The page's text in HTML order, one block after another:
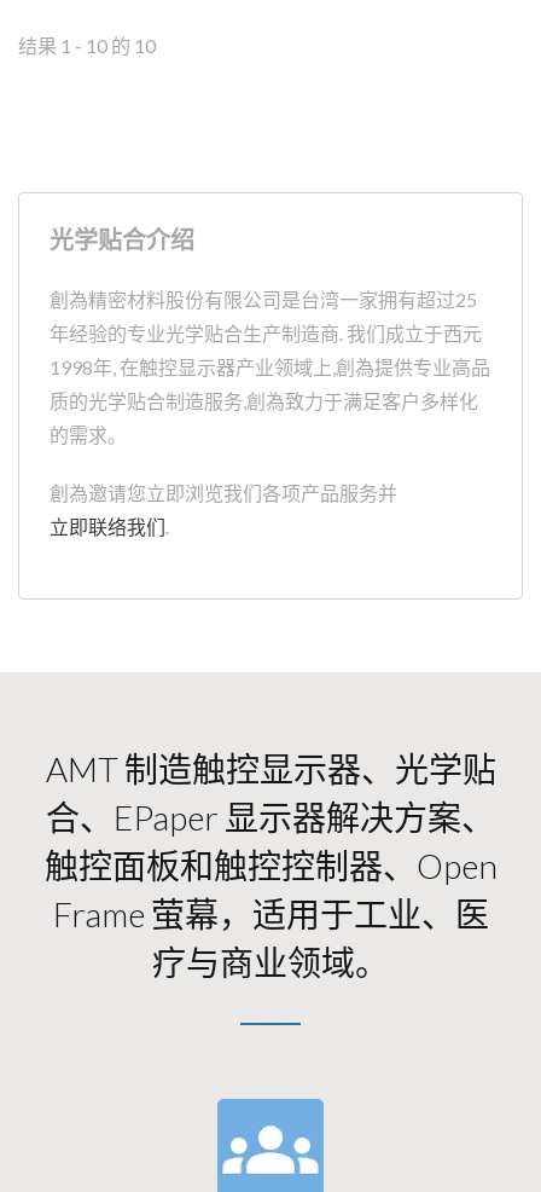
结果 1 - 10 的 10
光学贴合介绍
創為精密材料股份有限公司是台湾一家拥有超过25
年经验的专业光学贴合生产制造商. 我们成立于西元
1998年, 在触控显示器产业领域上,創為提供专业高品
质的光学贴合制造服务,創為致力于满足客户多样化
的需求。
創為邀请您立即浏览我们各项产品服务并
立即联络我们.
AMT 制造触控显示器、光学贴
合、ePaper 显示器解决方案、
触控面板和触控控制器、Open
Frame 萤幕，适用于工业、医
疗与商业领域。